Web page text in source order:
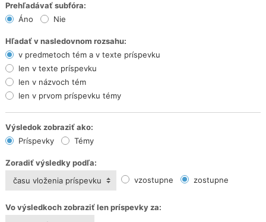
Prehľadávať subfóra:
Áno
Nie
Hľadať v nasledovnom rozsahu:
v predmetoch tém a v texte príspevku
len v texte príspevku
len v názvoch tém
len v prvom príspevku témy
Výsledok zobraziť ako:
Príspevky
Témy
Zoradiť výsledky podľa:
času vloženia príspevku
vzostupne zostupne
Vo výsledkoch zobraziť len príspevky za: